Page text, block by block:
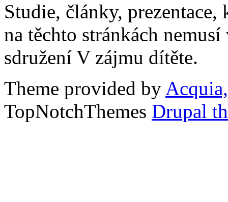
Studie, články,
na těchto stránkách
sdružení V zájmu dítěte.
Theme provided by
TopNotchThemes Drupal